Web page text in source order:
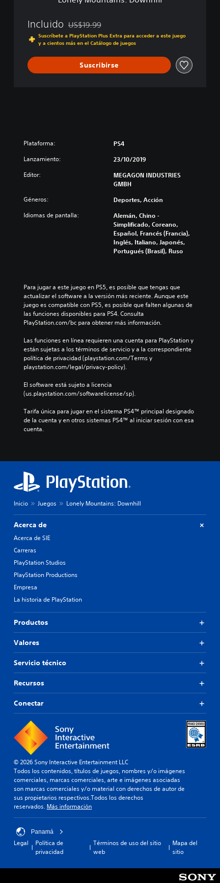
Incluido Rebajado del precio original de US$19.99
US$19.99
Suscríbete a PlayStation Plus Extra para acceder a este juego
y a cientos más en el Catálogo de juegos
Suscribirse
Plataforma: PS4
Lanzamiento: 23/10/2019
Editor:
MEGAGON INDUSTRIES
GMBH
Géneros: Deportes, Acción
Idiomas de pantalla:
Alemán, Chino -
Simplificado, Coreano,
Español, Francés (Francia),
Inglés, Italiano, Japonés,
Portugués (Brasil), Ruso
Para jugar a este juego en PS5, es posible que tengas que
actualizar el software a la versión más reciente. Aunque este
juego es compatible con PS5, es posible que falten algunas de
las funciones disponibles para PS4. Consulta
PlayStation.com/bc para obtener más información.
Las funciones en línea requieren una cuenta para PlayStation y
están sujetas a los términos de servicio y a la correspondiente
política de privacidad (playstation.com/Terms y
playstation.com/legal/privacy-policy).
El software está sujeto a licencia
(us.playstation.com/softwarelicense/sp).
Tarifa única para jugar en el sistema PS4™ principal designado
de la cuenta y en otros sistemas PS4™ al iniciar sesión con esa
cuenta.
Inicio Juegos Lonely Mountains: Downhill
Acerca de
Acerca de SIE
Carreras
PlayStation Studios
PlayStation Productions
Empresa
La historia de PlayStation
Productos
Valores
Servicio técnico
Recursos
Conectar
© 2026 Sony Interactive Entertainment LLC
Todos los contenidos, títulos de juegos, nombres y/o imágenes
comerciales, marcas comerciales, arte e imágenes asociadas
son marcas comerciales y/o material con derechos de autor de
sus propietarios respectivos.Todos los derechos
reservados. Más información
Panamá
Legal
Política de
privacidad
Términos de uso del sitio
web
Mapa del
sitio